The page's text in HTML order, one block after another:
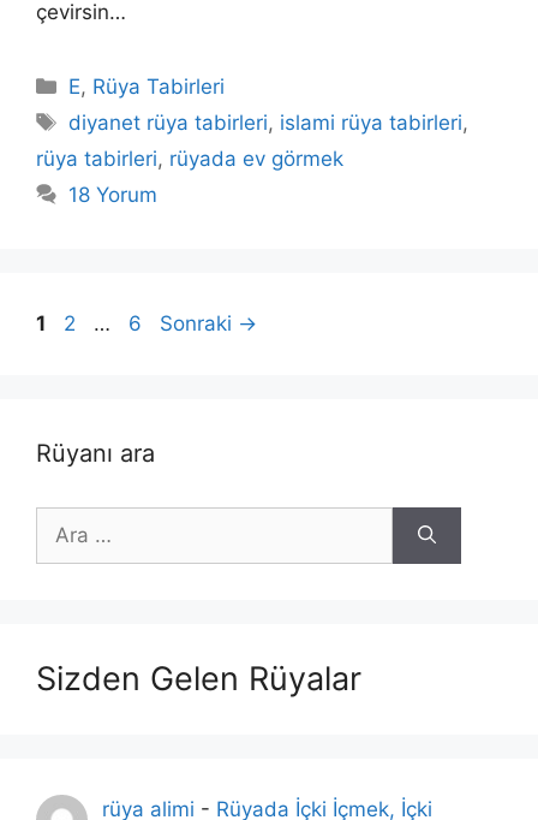
çevirsin…
Kategoriler
E, Rüya Tabirleri
Etiketler
diyanet rüya tabirleri, islami rüya tabirleri,
rüya tabirleri, rüyada ev görmek
18 Yorum
Sayfa
1 Sayfa
2 … Sayfa
6 Sonraki →
Rüyanı ara
ara
Sizden Gelen Rüyalar
rüya alimi - Rüyada İçki İçmek, İçki